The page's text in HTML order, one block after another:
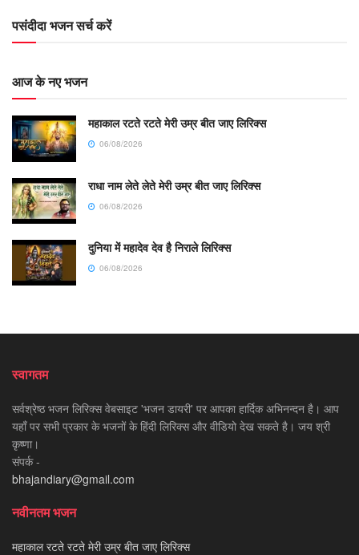
पसंदीदा भजन सर्च करें
आज के नए भजन
महाकाल रटते रटते मेरी उम्र बीत जाए लिरिक्स
06/08/2026
राधा नाम लेते लेते मेरी उम्र बीत जाए लिरिक्स
06/08/2026
दुनिया में महादेव देव है निराले लिरिक्स
06/08/2026
स्वागतम
सर्वश्रेष्ठ भजन लिरिक्स वेबसाइट 'भजन डायरी' पर आपका हार्दिक अभिनन्दन है। आप
यहाँ पर सभी प्रकार के भजनों के हिंदी लिरिक्स और वीडियो देख सकते है। जय श्री
कृष्णा।
संपर्क -
bhajandiary@gmail.com
नवीनतम भजन
महाकाल रटते रटते मेरी उम्र बीत जाए लिरिक्स